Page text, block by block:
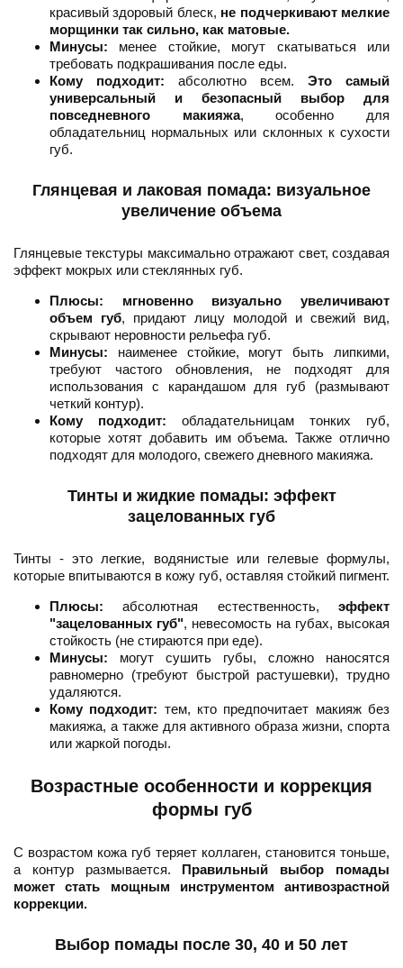
красивый здоровый блеск, не подчеркивают мелкие
морщинки так сильно, как матовые.
Минусы: менее стойкие, могут скатываться или
требовать подкрашивания после еды.
Кому подходит: абсолютно всем. Это самый
универсальный и безопасный выбор для
повседневного макияжа, особенно для
обладательниц нормальных или склонных к сухости
губ.
Глянцевая и лаковая помада: визуальное
увеличение объема
Глянцевые текстуры максимально отражают свет, создавая
эффект мокрых или стеклянных губ.
Плюсы:
мгновенно визуально увеличивают
объем губ, придают лицу молодой и свежий вид,
скрывают неровности рельефа губ.
Минусы: наименее стойкие, могут быть липкими,
требуют частого обновления, не подходят для
использования с карандашом для губ (размывают
четкий контур).
Кому подходит: обладательницам тонких губ,
которые хотят добавить им объема. Также отлично
подходят для молодого, свежего дневного макияжа.
Тинты и жидкие помады: эффект
зацелованных губ
Тинты - это легкие, водянистые или гелевые формулы,
которые впитываются в кожу губ, оставляя стойкий пигмент.
Плюсы: абсолютная естественность, эффект
"зацелованных губ", невесомость на губах, высокая
стойкость (не стираются при еде).
Минусы: могут сушить губы, сложно наносятся
равномерно (требуют быстрой растушевки), трудно
удаляются.
Кому подходит: тем, кто предпочитает макияж без
макияжа, а также для активного образа жизни, спорта
или жаркой погоды.
Возрастные особенности и коррекция
формы губ
С возрастом кожа губ теряет коллаген, становится тоньше,
а контур размывается. Правильный выбор помады
может стать мощным инструментом антивозрастной
коррекции.
Выбор помады после 30, 40 и 50 лет